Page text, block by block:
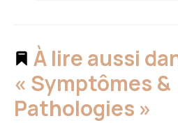
À lire aussi
« Symptômes &
Pathologies »